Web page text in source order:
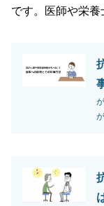
です。医師や栄養